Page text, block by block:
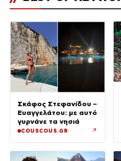
Σκάφος Στεφανίδου –
Ευαγγελάτου: με αυτό
γυρνάνε τα νησιά
COUSCOUS.GR ↗